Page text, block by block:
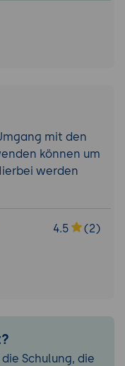
mit den
können um
werden
4.5
(2)
Schulung, die